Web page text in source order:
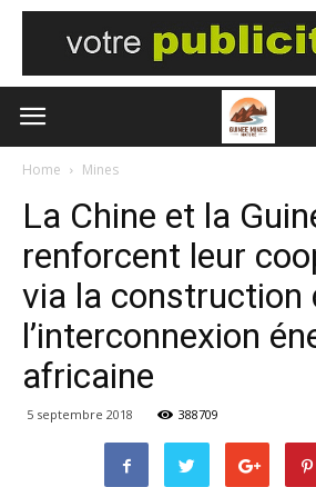
Home Mines
La Chine et la
renforcent leur
via la construction
l’interconnexion
africaine
5 septembre 2018 388709